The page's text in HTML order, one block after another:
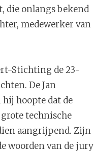
die onlangs bekend
medewerker van
Stichting de 23-
De Jan
hoopte dat de
technische
aangrijpend. Zijn
woorden van de jury